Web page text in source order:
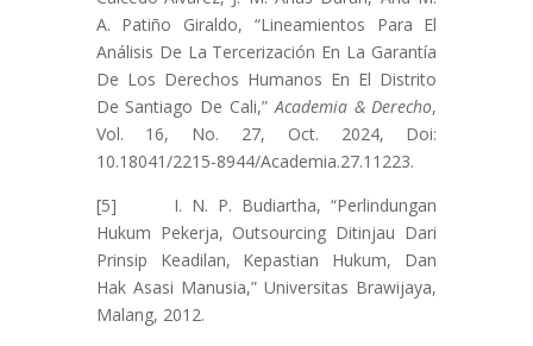
A. Patiño Giraldo, “Lineamientos Para El
Análisis De La Tercerización En La Garantía
De Los Derechos Humanos En El Distrito
De Santiago De Cali,”Academia & Derecho,
Vol. 16, No. 27, Oct. 2024, Doi:
10.18041/2215-8944/Academia.27.11223.
[5] I. N. P. Budiartha, “Perlindungan
Hukum Pekerja, Outsourcing Ditinjau Dari
Prinsip Keadilan, Kepastian Hukum, Dan
Hak Asasi Manusia,” Universitas Brawijaya,
Malang, 2012.